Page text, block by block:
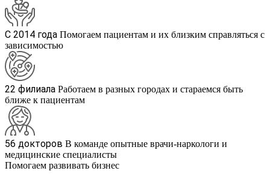
С 2014 года Помогаем пациентам и их близким справляться с
зависимостью
22 филиала Работаем в разных городах и стараемся быть
ближе к пациентам
56 докторов В команде опытные врачи-наркологи и
медицинские специалисты
Помогаем развивать бизнес